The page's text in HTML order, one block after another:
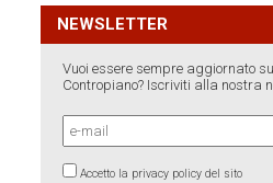
NEWSLETTER
Vuoi essere sempre aggiornato
Contropiano? Iscriviti alla nostra
Accetto la privacy policy del sito